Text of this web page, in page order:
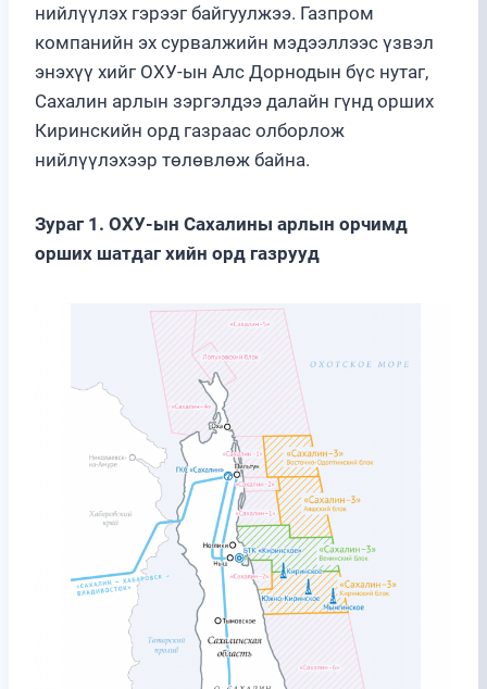
нийлүүлэх гэрээг байгуулжээ. Газпром
компанийн эх сурвалжийн мэдээллээс үзвэл
энэхүү хийг ОХУ-ын Алс Дорнодын бүс нутаг,
Сахалин арлын зэргэлдээ далайн гүнд орших
Киринскийн орд газраас олборлож
нийлүүлэхээр төлөвлөж байна.
Зураг 1. ОХУ-ын Сахалины арлын орчимд
орших шатдаг хийн орд газрууд